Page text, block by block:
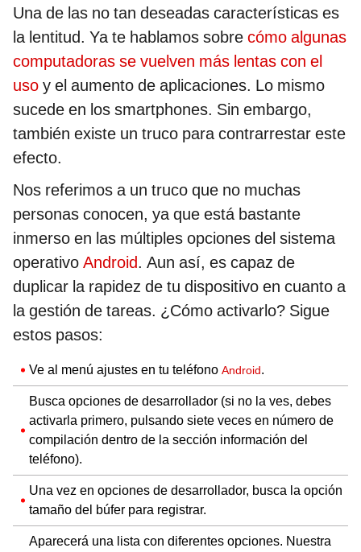
Una de las no tan deseadas características es
la lentitud. Ya te hablamos sobre cómo algunas
computadoras se vuelven más lentas con el
uso y el aumento de aplicaciones. Lo mismo
sucede en los smartphones. Sin embargo,
también existe un truco para contrarrestar este
efecto.
Nos referimos a un truco que no muchas
personas conocen, ya que está bastante
inmerso en las múltiples opciones del sistema
operativo Android. Aun así, es capaz de
duplicar la rapidez de tu dispositivo en cuanto a
la gestión de tareas. ¿Cómo activarlo? Sigue
estos pasos:
Ve al menú ajustes en tu teléfono Android.
Busca opciones de desarrollador (si no la ves, debes
activarla primero, pulsando siete veces en número de
compilación dentro de la sección información del
teléfono).
Una vez en opciones de desarrollador, busca la opción
tamaño del búfer para registrar.
Aparecerá una lista con diferentes opciones. Nuestra